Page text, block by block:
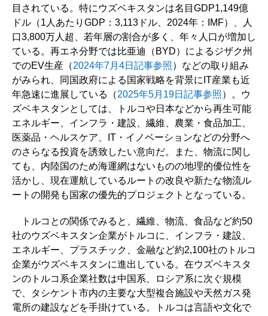
目されている。特にウズベキスタンは名目GDP1,149億
ドル（1人あたりGDP：3,113ドル、2024年：IMF）、人
口3,800万人超、若年層の割合が多く、年々人口が増加し
ている。再エネ分野では比亜迪（BYD）によるジザク州
でのEV生産（2024年7月4日記事参照）などの取り組み
がみられ、同国政府による国家戦略を背景にIT産業も近
年急速に進展している（2025年5月19日記事参照）。ウ
ズベキスタンとしては、トルコや日本などから再生可能
エネルギー、インフラ・建設、繊維、農業・食品加工、
医薬品・ヘルスケア、IT・イノベーションなどの分野へ
のさらなる投資を誘致したい意向だ。また、物流に関し
ても、内陸国のため海運網はないものの地理的優位性を
活かし、現在運航しているルートの改良や新たな物流ル
ートの開発も国家の優先的プロジェクトとなっている。
トルコとの関係でみると、繊維、物流、食品など約50
社のウズベキスタン企業がトルコに、インフラ・建設、
エネルギー、プラスチック、金融など約2,100社のトルコ
企業がウズベキスタンに進出している。在ウズベキスタ
ンのトルコ系企業社数は中国系、ロシア系に次ぐ規模
で、タシケント市内の主要な大型複合施設や天然ガス発
電所の建設などを手掛けている。トルコは言語や文化で